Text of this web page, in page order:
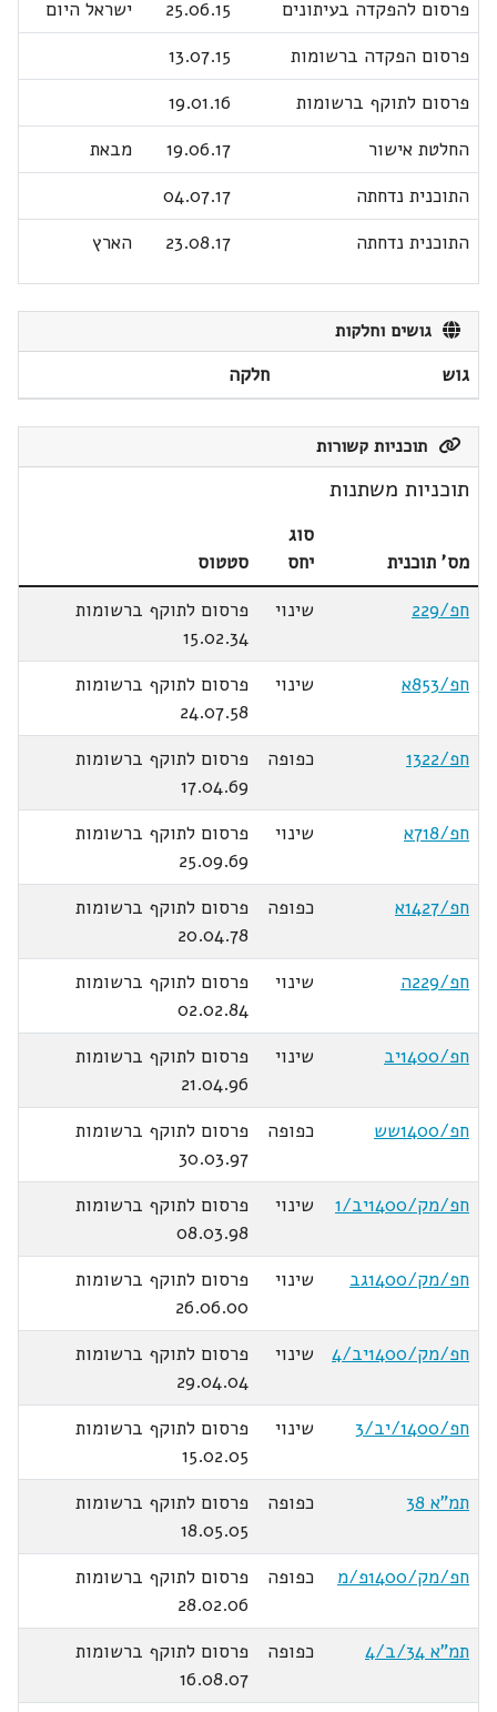
פרסום להפקדה בעיתונים 25.06.15
ישראל היום
פרסום הפקדה ברשומות
13.07.15
פרסום לתוקף ברשומות
19.01.16
החלטת אישור
19.06.17
מבאת
התוכנית נדחתה
04.07.17
התוכנית נדחתה
23.08.17 הארץ
גושים וחלקות
גוש חלקה
תוכניות קשורות
תוכניות משתנות
מס' תוכנית
סוג
יחס
סטטוס
חפ/229
שינוי
פרסום לתוקף ברשומות
15.02.34
חפ/853א
שינוי
פרסום לתוקף ברשומות
24.07.58
חפ/1322
כפופה
פרסום לתוקף ברשומות
17.04.69
חפ/718א
שינוי
פרסום לתוקף ברשומות
25.09.69
חפ/1427א
כפופה
פרסום לתוקף ברשומות
20.04.78
חפ/229ה
שינוי
פרסום לתוקף ברשומות
02.02.84
חפ/1400יב
שינוי
פרסום לתוקף ברשומות
21.04.96
חפ/1400שש
כפופה
פרסום לתוקף ברשומות
30.03.97
חפ/מק/1400יב/1
שינוי
פרסום לתוקף ברשומות
08.03.98
חפ/מק/1400גב
שינוי
פרסום לתוקף ברשומות
26.06.00
חפ/מק/1400יב/4
שינוי
פרסום לתוקף ברשומות
29.04.04
חפ/1400/יב/3
שינוי
פרסום לתוקף ברשומות
15.02.05
תמ"א 38
כפופה
פרסום לתוקף ברשומות
18.05.05
חפ/מק/1400פ/מ
כפופה
פרסום לתוקף ברשומות
28.02.06
תמ"א 34/ב/4
כפופה
פרסום לתוקף ברשומות
16.08.07